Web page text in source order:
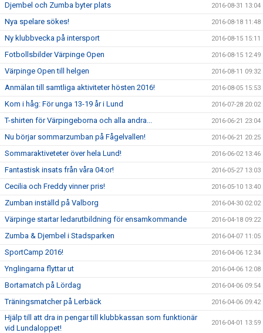
Djembel och Zumba byter plats 2016-08-31 13:04
Nya spelare sökes! 2016-08-18 11:48
Ny klubbvecka på intersport 2016-08-15 15:11
Fotbollsbilder Värpinge Open 2016-08-15 12:49
Värpinge Open till helgen 2016-08-11 09:32
Anmälan till samtliga aktiviteter hösten 2016! 2016-08-05 15:53
Kom i håg: För unga 13-19 år i Lund 2016-07-28 20:02
T-shirten för Värpingeborna och alla andra... 2016-06-21 23:04
Nu börjar sommarzumban på Fågelvallen! 2016-06-21 20:25
Sommaraktiveteter över hela Lund! 2016-06-02 13:46
Fantastisk insats från våra 04:or! 2016-05-27 13:03
Cecilia och Freddy vinner pris! 2016-05-10 13:40
Zumban inställd på Valborg 2016-04-30 02:02
Värpinge startar ledarutbildning för ensamkommande 2016-04-18 09:22
Zumba & Djembel i Stadsparken 2016-04-07 11:05
SportCamp 2016! 2016-04-06 12:34
Ynglingarna flyttar ut 2016-04-06 12:08
Bortamatch på Lördag 2016-04-06 09:54
Träningsmatcher på Lerbäck 2016-04-06 09:42
Hjälp till att dra in pengar till klubbkassan som funktionär
vid Lundaloppet!
2016-04-01 13:59